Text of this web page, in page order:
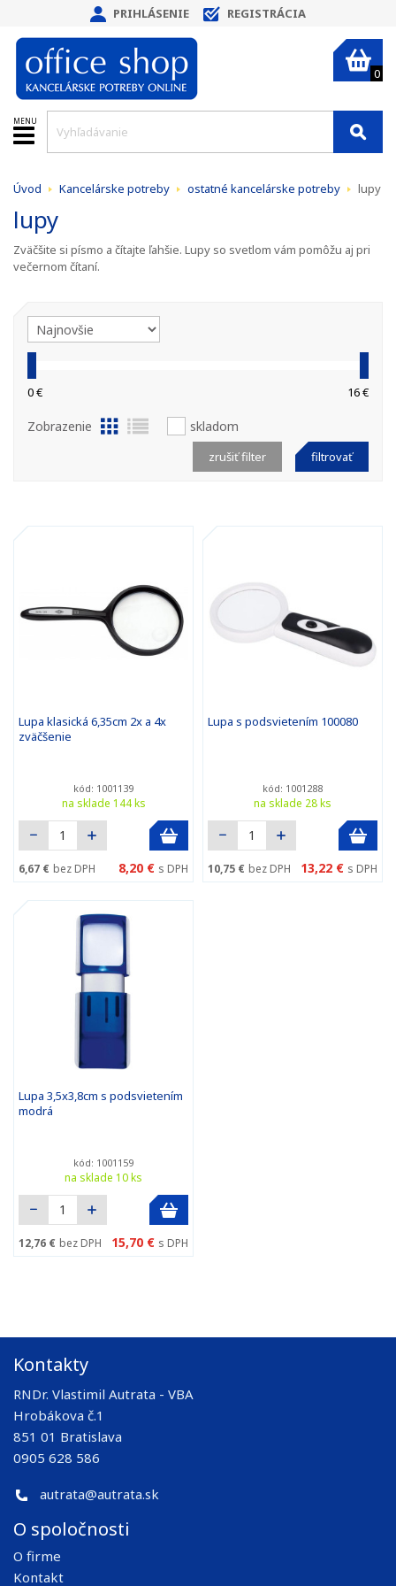
PRIHLÁSENIE REGISTRÁCIA
0
MENU
Úvod Kancelárske potreby ostatné kancelárske potreby lupy
lupy
Zväčšite si písmo a čítajte ľahšie. Lupy so svetlom vám pomôžu aj pri
večernom čítaní.
0 € 16 €
Zobrazenie skladom
filtrovať
zrušiť filter
Lupa klasická 6,35cm 2x a 4x
zväčšenie
kód: 1001139
na sklade 144 ks
6,67 € bez DPH 8,20 € s DPH
Lupa s podsvietením 100080
kód: 1001288
na sklade 28 ks
10,75 € bez DPH 13,22 € s DPH
Lupa 3,5x3,8cm s podsvietením
modrá
kód: 1001159
na sklade 10 ks
12,76 € bez DPH 15,70 € s DPH
Kontakty
RNDr. Vlastimil Autrata - VBA
Hrobákova č.1
851 01 Bratislava
0905 628 586
autrata@autrata.sk
O spoločnosti
O firme
Kontakt